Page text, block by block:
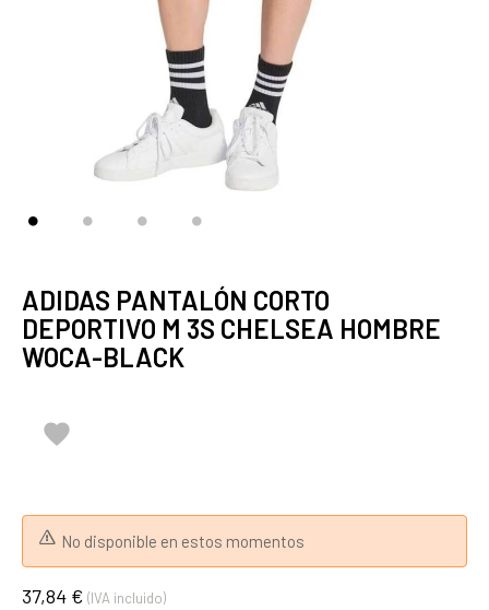
ADIDAS PANTALÓN CORTO
DEPORTIVO M 3S CHELSEA HOMBRE
WOCA-BLACK

No disponible en estos momentos
37,84 € (IVA incluido)